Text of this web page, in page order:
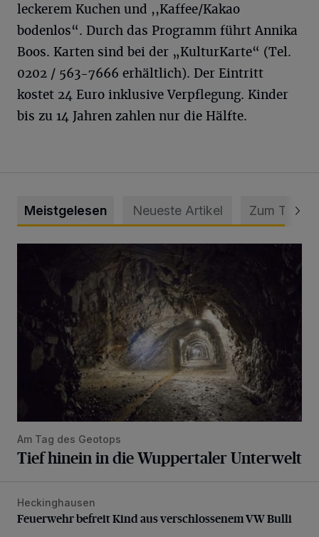
leckerem Kuchen und ,,Kaffee/Kakao
bodenlos“. Durch das Programm führt Annika
Boos. Karten sind bei der „KulturKarte“ (Tel.
0202 / 563-7666 erhältlich). Der Eintritt
kostet 24 Euro inklusive Verpflegung. Kinder
bis zu 14 Jahren zahlen nur die Hälfte.
Meistgelesen Neueste Artikel Zum Thema
Am Tag des Geotops
Tief hinein in die Wuppertaler Unterwelt
Feuerwehr befreit Kind aus verschlossenem VW Bulli
Heckinghausen
Feuerwehr befreit Kind aus verschlossenem VW Bulli